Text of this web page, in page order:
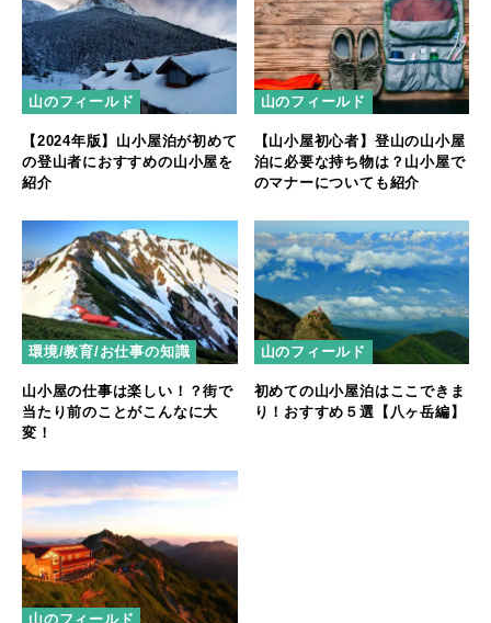
山のフィールド
【2024年版】山小屋泊が初めて
の登山者におすすめの山小屋を
紹介
山のフィールド
【山小屋初心者】登山の山小屋
泊に必要な持ち物は？山小屋で
のマナーについても紹介
環境/教育/お仕事の知識
山小屋の仕事は楽しい！？街で
当たり前のことがこんなに大
変！
山のフィールド
初めての山小屋泊はここできま
り！おすすめ５選【八ヶ岳編】
山のフィールド